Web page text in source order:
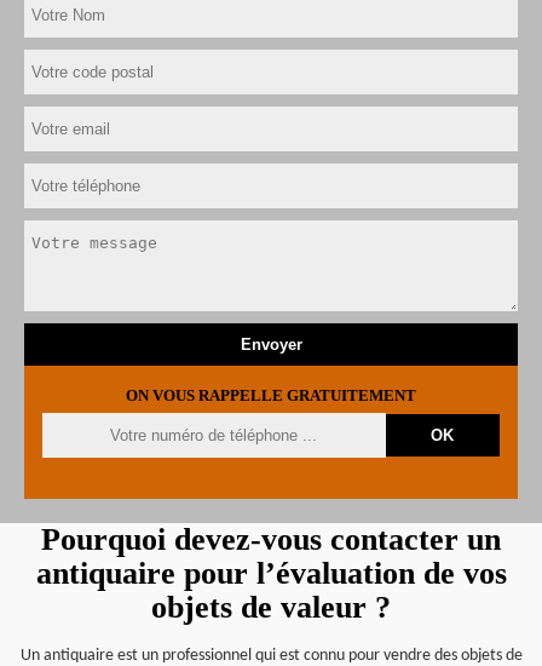
ON VOUS RAPPELLE GRATUITEMENT
Pourquoi devez-vous contacter un
antiquaire pour l’évaluation de vos
objets de valeur ?
Un antiquaire est un professionnel qui est connu pour vendre des objets de